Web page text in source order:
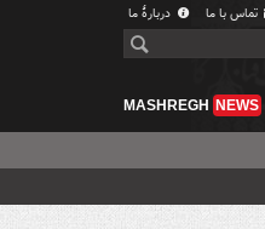
تماس با ما دربارهٔ ما
MASHREGH NEWS